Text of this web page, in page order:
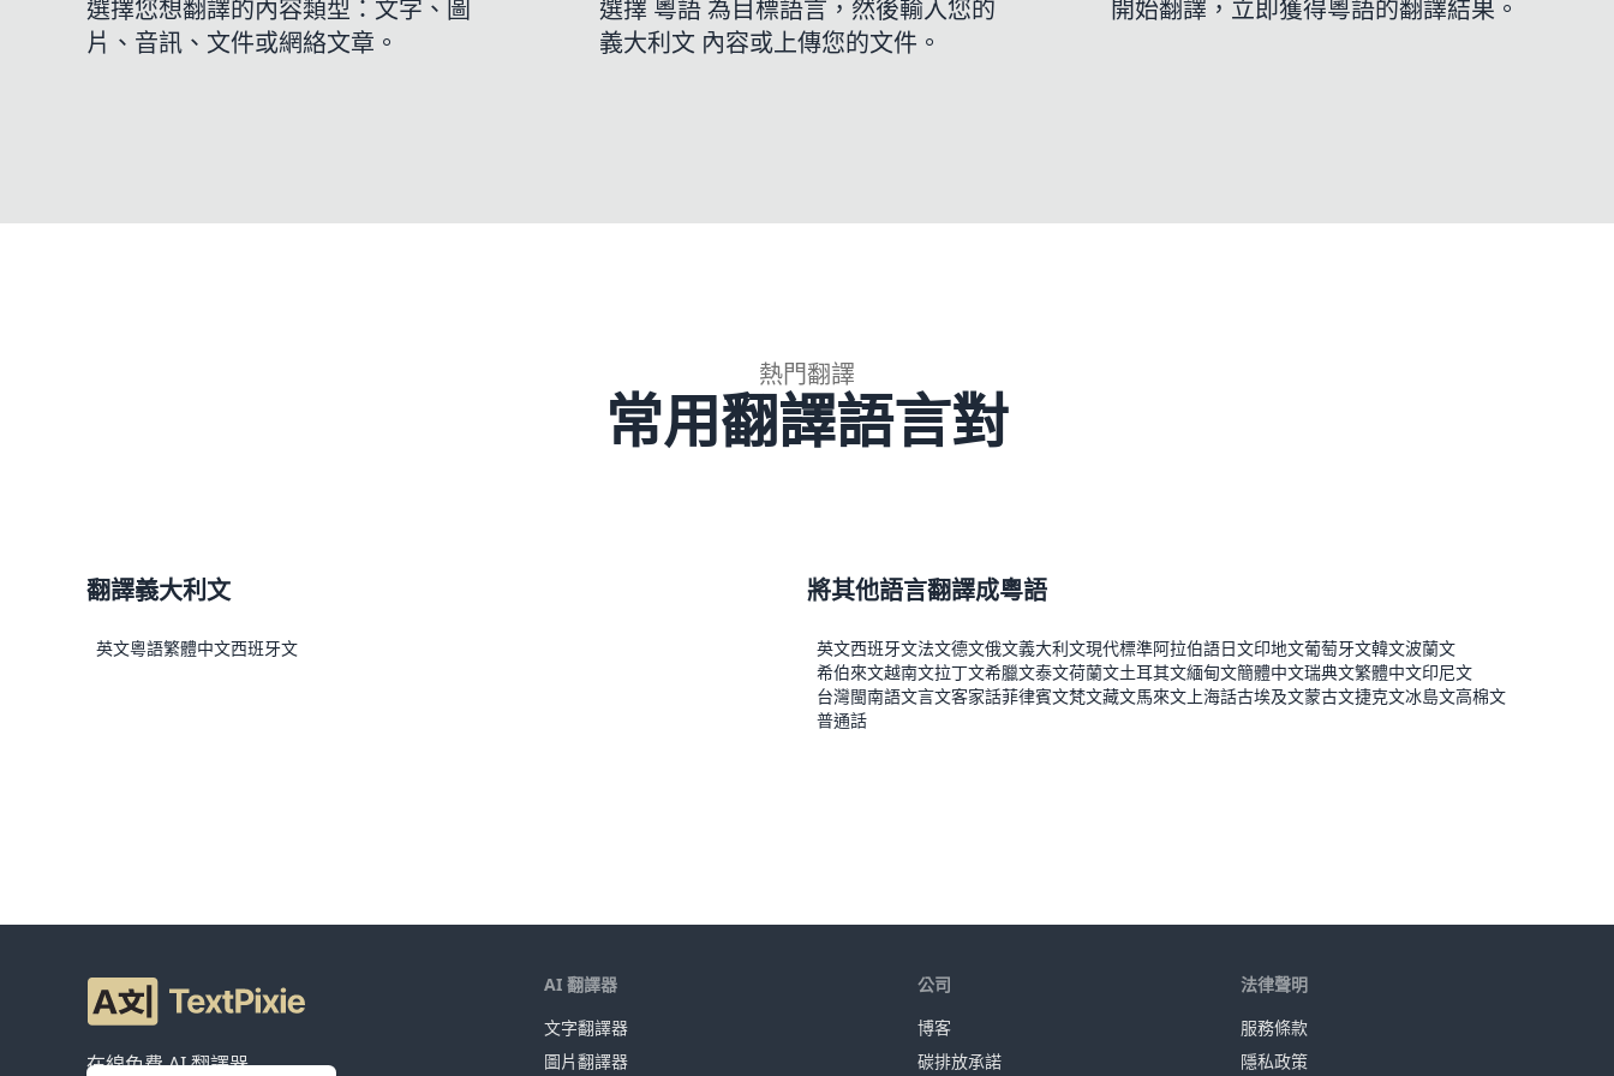
選擇您想翻譯的內容類型：文字、圖
片、音訊、文件或網絡文章。
選擇 粵語 為目標語言，然後輸入您的
義大利文 內容或上傳您的文件。
開始翻譯，立即獲得粵語的翻譯結果。
熱門翻譯
常用翻譯語言對
翻譯義大利文
英文粵語繁體中文西班牙文
將其他語言翻譯成粵語
英文西班牙文法文德文俄文義大利文現代標準阿拉伯語日文印地文葡萄牙文韓文波蘭文
希伯來文越南文拉丁文希臘文泰文荷蘭文土耳其文緬甸文簡體中文瑞典文繁體中文印尼文
台灣閩南語文言文客家話菲律賓文梵文藏文馬來文 上海話古埃及文蒙古文捷克文冰島文高棉文
普通話
在線免費 AI 翻譯器
AI 翻譯器
文字翻譯器
圖片翻譯器
公司
博客
碳排放承諾
法律聲明
服務條款
隱私政策